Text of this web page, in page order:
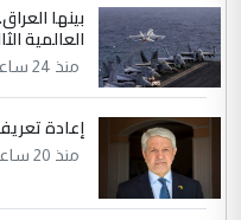
بينها
العالمية
منذ 24 ساعة
إعادة
منذ 20 ساعة